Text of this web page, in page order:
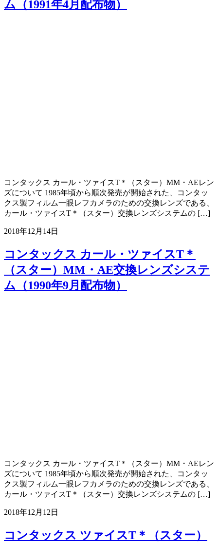
ム（1991年4月配布物）
コンタックス カール・ツァイスT＊（スター）MM・AEレン
ズについて 1985年頃から順次発売が開始された、コンタッ
クス製フィルム一眼レフカメラのための交換レンズである、
カール・ツァイスT＊（スター）交換レンズシステムの […]
2018年12月14日
コンタックス カール・ツァイスT＊
（スター）MM・AE交換レンズシステ
ム（1990年9月配布物）
コンタックス カール・ツァイスT＊（スター）MM・AEレン
ズについて 1985年頃から順次発売が開始された、コンタッ
クス製フィルム一眼レフカメラのための交換レンズである、
カール・ツァイスT＊（スター）交換レンズシステムの […]
2018年12月12日
コンタックス ツァイスT＊（スター）